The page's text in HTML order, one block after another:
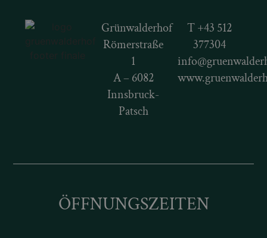
Grünwalderhof
Römerstraße
1
A – 6082
Innsbruck-
Patsch
T+43 512
377304
ÖFFNUNGS​ZEITEN